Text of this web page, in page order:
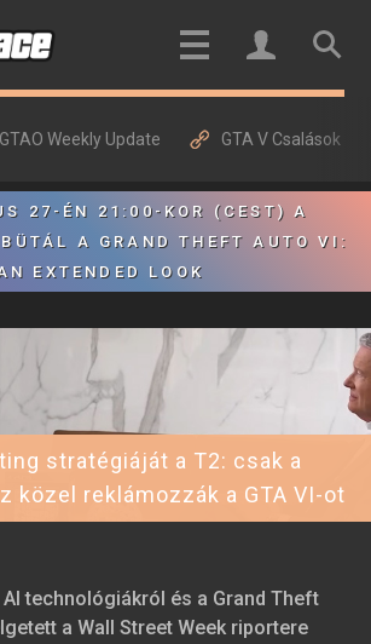
GTAO Weekly Update GTA V Csalások
27-ÉN 21:00-KOR (CEST) A
A GRAND THEFT AUTO VI:
EXTENDED LOOK
stratégiáját a T2: csak a
közel reklámozzák a GTA VI-ot
technológiákról és a Grand Theft
a Wall Street Week riportere